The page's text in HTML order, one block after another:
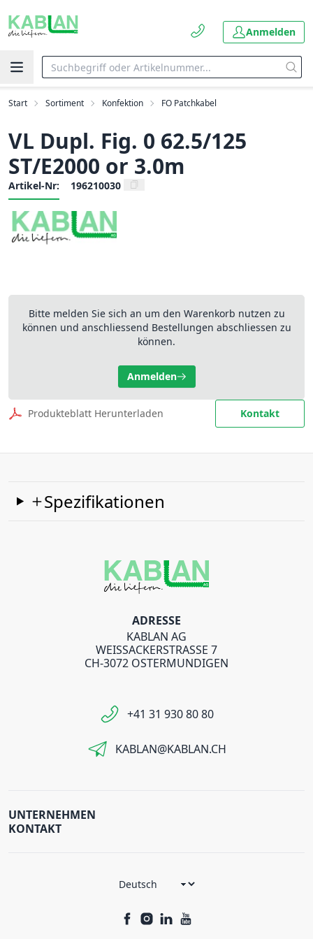
Anmelden
Start Sortiment Konfektion FO Patchkabel
VL Dupl. Fig. 0 62.5/125
ST/E2000 or 3.0m
Artikel-Nr: 196210030
Bitte melden Sie sich an um den Warenkorb nutzen zu
können und anschliessend Bestellungen abschliessen zu
können.
Anmelden
Produkteblatt Herunterladen Kontakt
Spezifikationen
ADRESSE
KABLAN AG
WEISSACKERSTRASSE 7
CH-3072 OSTERMUNDIGEN
+41 31 930 80 80
KABLAN@KABLAN.CH
UNTERNEHMEN
KONTAKT